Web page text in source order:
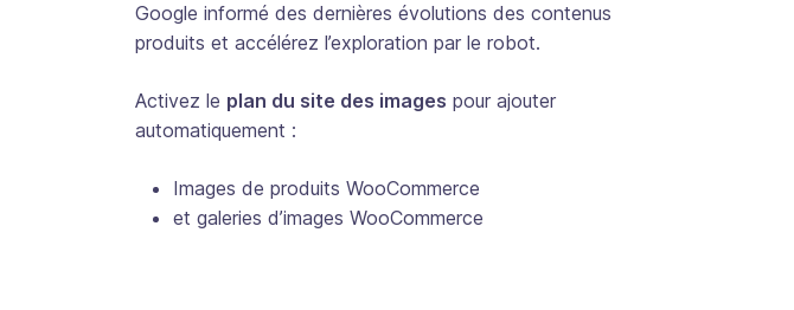
Google informé des dernières évolutions des contenus
produits et accélérez l’exploration par le robot.
Activez le plan du site des images pour ajouter
automatiquement :
Images de produits WooCommerce
et galeries d’images WooCommerce